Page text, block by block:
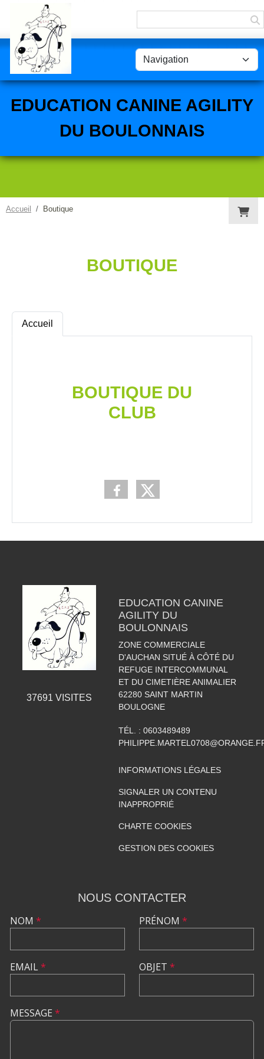
EDUCATION CANINE AGILITY
DU BOULONNAIS
Accueil Boutique
BOUTIQUE
Accueil
BOUTIQUE DU
CLUB
37691 VISITES
EDUCATION CANINE
AGILITY DU
BOULONNAIS
ZONE COMMERCIALE
D'AUCHAN SITUÉ À CÔTÉ DU
REFUGE INTERCOMMUNAL
ET DU CIMETIÈRE ANIMALIER
62280 SAINT MARTIN
BOULOGNE
TÉL. : 0603489489
INFORMATIONS LÉGALES
SIGNALER UN CONTENU
INAPPROPRIÉ
CHARTE COOKIES
GESTION DES COOKIES
NOUS CONTACTER
NOM *
EMAIL*
PRÉNOM *
OBJET *
MESSAGE *
Panneau de gestion des cookies